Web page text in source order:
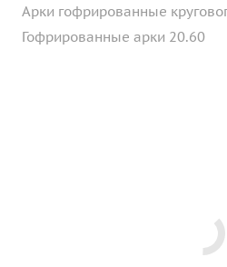
Арки гофрированные
Гофрированные арки 20.60